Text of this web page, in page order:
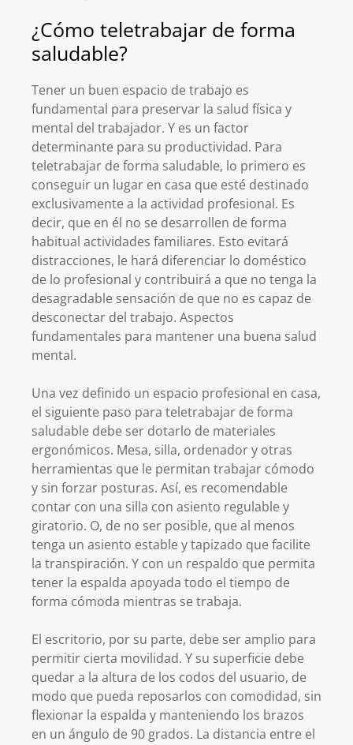
¿Cómo teletrabajar de forma
saludable?
Tener un buen espacio de trabajo es
fundamental para preservar la salud física y
mental del trabajador. Y es un factor
determinante para su productividad. Para
teletrabajar de forma saludable, lo primero es
conseguir un lugar en casa que esté destinado
exclusivamente a la actividad profesional. Es
decir, que en él no se desarrollen de forma
habitual actividades familiares. Esto evitará
distracciones, le hará diferenciar lo doméstico
de lo profesional y contribuirá a que no tenga la
desagradable sensación de que no es capaz de
desconectar del trabajo. Aspectos
fundamentales para mantener una buena salud
mental.
Una vez definido un espacio profesional en casa,
el siguiente paso para teletrabajar de forma
saludable debe ser dotarlo de materiales
ergonómicos. Mesa, silla, ordenador y otras
herramientas que le permitan trabajar cómodo
y sin forzar posturas. Así, es recomendable
contar con una silla con asiento regulable y
giratorio. O, de no ser posible, que al menos
tenga un asiento estable y tapizado que facilite
la transpiración. Y con un respaldo que permita
tener la espalda apoyada todo el tiempo de
forma cómoda mientras se trabaja.
El escritorio, por su parte, debe ser amplio para
permitir cierta movilidad. Y su superficie debe
quedar a la altura de los codos del usuario, de
modo que pueda reposarlos con comodidad, sin
flexionar la espalda y manteniendo los brazos
en un ángulo de 90 grados. La distancia entre el